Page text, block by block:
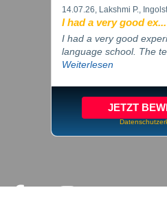
14.07.26, Lakshmi P.,
I had a very good ex...
I had a very good
language school. The
Weiterlesen
JETZT